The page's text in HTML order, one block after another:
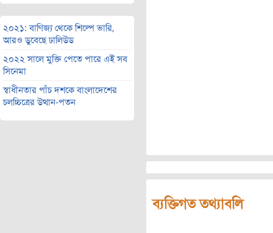
২০২১: বাণিজ্য থেকে শিল্পে ভারি,
আরও ডুবেছে ঢালিউড
২০২২ সালে মুক্তি পেতে পারে এই সব
সিনেমা
স্বাধীনতার পাঁচ দশকে বাংলাদেশের
চলচ্চিত্রের উত্থান-পতন
ব্যক্তিগত তথ্যাবলি